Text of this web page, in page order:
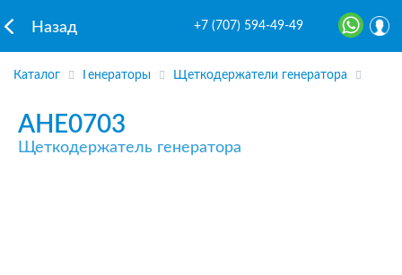
Назад +7 (707) 594-49-49
Каталог Генераторы Щеткодержатели генератора
AHE0703
Щеткодержатель генератора